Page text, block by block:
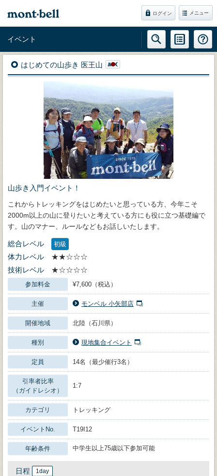
ログイン メニュー
イベント
はじめての山歩き 医王山
山歩き入門イベント！
これからトレッキングをはじめたいと思っている方、今年こそ
2000m以上の山に登りたいと考えている方にも役に立つ基礎編で
す。山のマナー、ルールなどもお話しいたします。
総合レベル 初級
体力レベル
★★☆☆☆
技術レベル
★☆☆☆☆
参加料金 ¥7,600（税込）
主催 モンベル 小矢部店
開催地域 北陸（石川県）
種別 現地集合イベント
定員 14名（最少催行3名）
引率者比率
（ガイドレシオ）
1:7
カテゴリ トレッキング
イベントNo. T19I12
年齢条件 中学生以上75歳以下参加可能
日程 1day